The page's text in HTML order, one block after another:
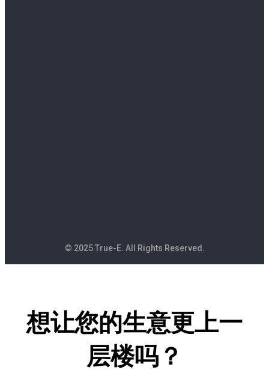
© 2025 True-E. All Rights Reserved.
想让您的生意更上一
层楼吗？